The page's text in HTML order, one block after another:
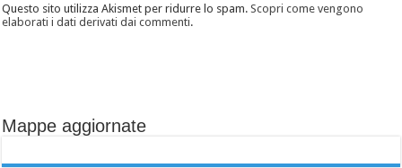
Questo sito utilizza Akismet per ridurre lo spam.Scopri come vengono
elaborati i dati derivati dai commenti.
Mappe aggiornate